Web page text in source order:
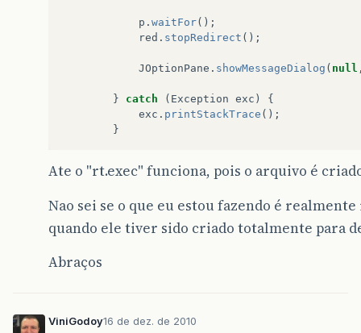
p . waitFor();
red . stopRedirect ();
JOptionPane . showMessageDialog ( null
} catch ( Exception exc )
{
exc . printStackTrace ();
}
Ate o "rt.exec" funciona, pois o arquivo é
Nao sei se o que eu estou fazendo é
quando ele tiver sido criado totalmente para
Abraços
ViniGodoy16 de dez. de 2010